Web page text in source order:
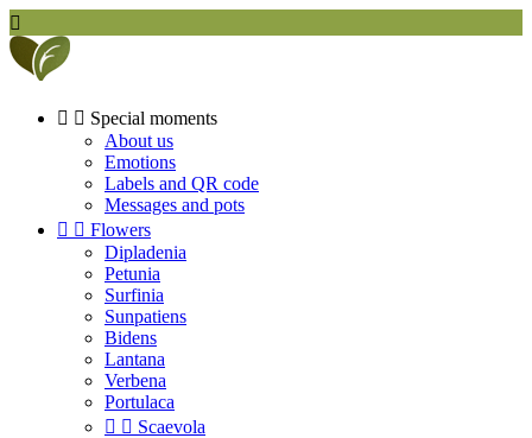

  Special moments
About us
Emotions
Labels and QR code
Messages and pots
  Flowers
Dipladenia
Petunia
Surfinia
Sunpatiens
Bidens
Lantana
Verbena
Portulaca
  Scaevola